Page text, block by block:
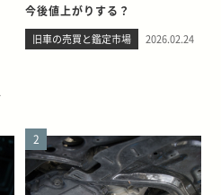
今後値上がりする？
旧車の売買と鑑定市場 2026.02.24
2